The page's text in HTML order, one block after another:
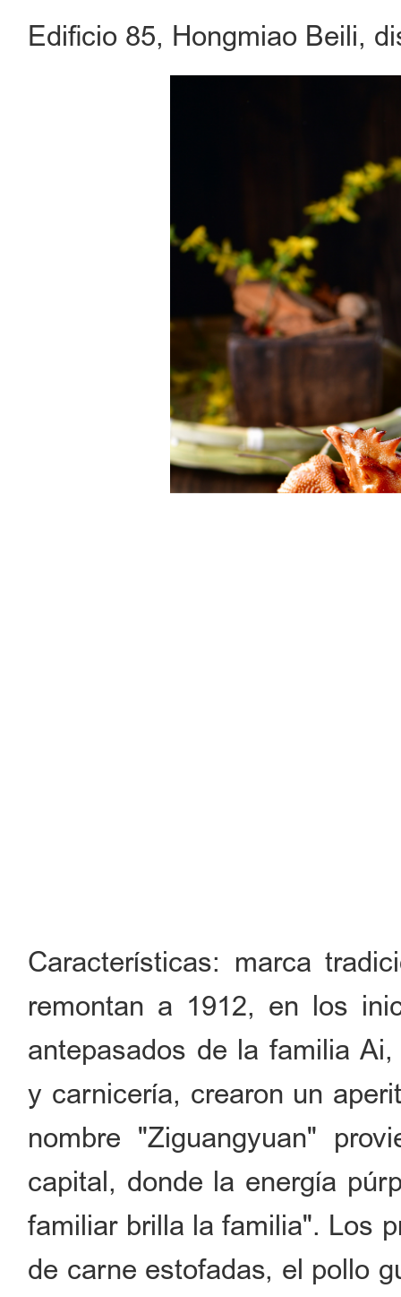
Edificio 85, Hongmiao Beili,
Características: marca
remontan a 1912, en los
antepasados de la familia
y carnicería, crearon un
nombre "Ziguangyuan"
capital, donde la energía
familiar brilla la familia". Los
de carne estofadas, el pollo